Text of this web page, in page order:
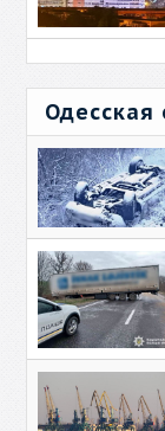
Одесская